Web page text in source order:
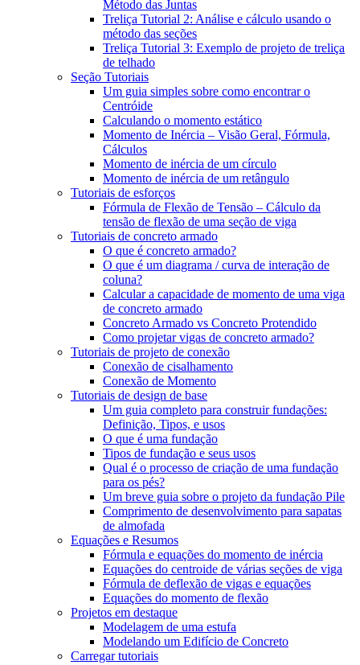
Método das Juntas
Treliça Tutorial 2: Análise e cálculo usando o
método das seções
Treliça Tutorial 3: Exemplo de projeto de treliça
de telhado
Seção Tutoriais
Um guia simples sobre como encontrar o
Centróide
Calculando o momento estático
Momento de Inércia – Visão Geral, Fórmula,
Cálculos
Momento de inércia de um círculo
Momento de inércia de um retângulo
Tutoriais de esforços
Fórmula de Flexão de Tensão – Cálculo da
tensão de flexão de uma seção de viga
Tutoriais de concreto armado
O que é concreto armado?
O que é um diagrama / curva de interação de
coluna?
Calcular a capacidade de momento de uma viga
de concreto armado
Concreto Armado vs Concreto Protendido
Como projetar vigas de concreto armado?
Tutoriais de projeto de conexão
Conexão de cisalhamento
Conexão de Momento
Tutoriais de design de base
Um guia completo para construir fundações:
Definição, Tipos, e usos
O que é uma fundação
Tipos de fundação e seus usos
Qual é o processo de criação de uma fundação
para os pés?
Um breve guia sobre o projeto da fundação Pile
Comprimento de desenvolvimento para sapatas
de almofada
Equações e Resumos
Fórmula e equações do momento de inércia
Equações do centroide de várias seções de viga
Fórmula de deflexão de vigas e equações
Equações do momento de flexão
Projetos em destaque
Modelagem de uma estufa
Modelando um Edifício de Concreto
Carregar tutoriais